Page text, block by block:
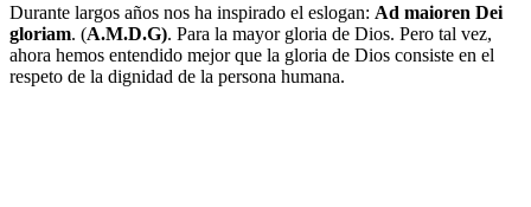
Durante largos años nos ha inspirado el eslogan: Ad maioren Dei
gloriam. (A.M.D.G). Para la mayor gloria de Dios. Pero tal vez,
ahora hemos entendido mejor que la gloria de Dios consiste en el
respeto de la dignidad de la persona humana.